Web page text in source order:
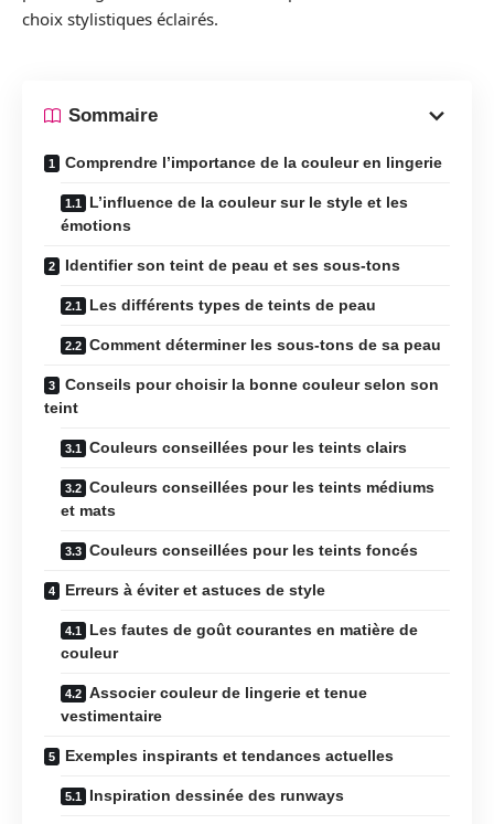
choix stylistiques éclairés.
Sommaire
Comprendre l’importance de la couleur en lingerie
L’influence de la couleur sur le style et les
émotions
Identifier son teint de peau et ses sous-tons
Les différents types de teints de peau
Comment déterminer les sous-tons de sa peau
Conseils pour choisir la bonne couleur selon son
teint
Couleurs conseillées pour les teints clairs
Couleurs conseillées pour les teints médiums
et mats
Couleurs conseillées pour les teints foncés
Erreurs à éviter et astuces de style
Les fautes de goût courantes en matière de
couleur
Associer couleur de lingerie et tenue
vestimentaire
Exemples inspirants et tendances actuelles
Inspiration dessinée des runways